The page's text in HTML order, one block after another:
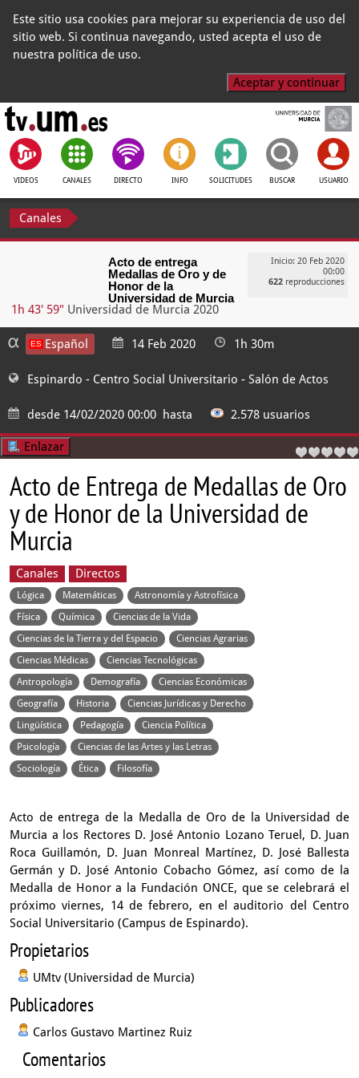
Este sitio usa cookies para mejorar su experiencia de uso del
sitio web. Si continua navegando, usted acepta el uso de
nuestra política de uso.
Aceptar y continuar
VIDEOS CANALES DIRECTO INFO SOLICITUDES BUSCAR USUARIO
Canales
Inicio: 20 Feb 2020
00:00
622 reproducciones
Acto de entrega
Medallas de Oro y de
Honor de la
Universidad de Murcia
1h 43' 59" Universidad de Murcia 2020
Español 14 Feb 2020 1h 30m
Espinardo - Centro Social Universitario - Salón de Actos
desde 14/02/2020 00:00 hasta 2.578 usuarios
Enlazar
Acto de Entrega de Medallas de Oro
y de Honor de la Universidad de
Murcia
Canales Directos
Lógica Matemáticas
Astronomía y Astrofísica
Física
Química
Ciencias de la Vida
Ciencias de la Tierra y del Espacio
Ciencias Agrarias
Ciencias Médicas
Ciencias Tecnológicas
Antropología
Demografía
Ciencias Económicas
Geografía
Historia
Ciencias Jurídicas y Derecho
Lingüística
Pedagogía
Ciencia Política
Psicología
Ciencias de las Artes y las Letras
Sociología
Ética Filosofía
Acto de entrega de la Medalla de Oro de la Universidad de
Murcia a los Rectores D. José Antonio Lozano Teruel, D. Juan
Roca Guillamón, D. Juan Monreal Martínez, D. José Ballesta
Germán y D. José Antonio Cobacho Gómez, así como de la
Medalla de Honor a la Fundación ONCE, que se celebrará el
próximo viernes, 14 de febrero, en el auditorio del Centro
Social Universitario (Campus de Espinardo).
Propietarios
UMtv (Universidad de Murcia)
Publicadores
Carlos Gustavo Martinez Ruiz
Comentarios